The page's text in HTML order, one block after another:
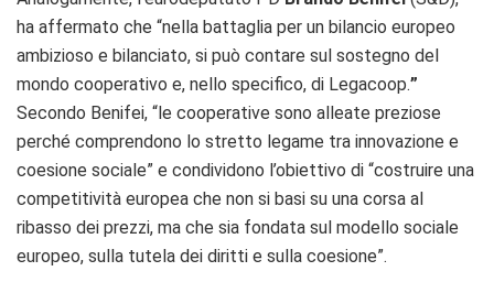
ha affermato che “nella battaglia per un bilancio europeo
ambizioso e bilanciato, si può contare sul sostegno del
mondo cooperativo e, nello specifico, di Legacoop.”
Secondo Benifei, “le cooperative sono alleate preziose
perché comprendono lo stretto legame tra innovazione e
coesione sociale” e condividono l’obiettivo di “costruire una
competitività europea che non si basi su una corsa al
ribasso dei prezzi, ma che sia fondata sul modello sociale
europeo, sulla tutela dei diritti e sulla coesione”.